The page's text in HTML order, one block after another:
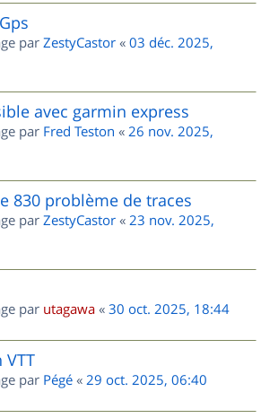
par ZestyCastor « 03 déc. 2025,
avec garmin express
par Fred Teston « 26 nov. 2025,
830 problème de traces
par ZestyCastor « 23 nov. 2025,
par utagawa « 30 oct. 2025, 18:44
VTT
par Pégé « 29 oct. 2025, 06:40